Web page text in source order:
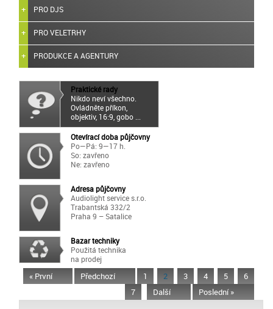
PRO DJS
PRO VELETRHY
PRODUKCE A AGENTURY
Praktické rady
Nikdo neví všechno.
Ovládněte příkon,
objektiv, 16:9, gobo ...
Otevírací doba půjčovny
Po—Pá: 9—17 h.
So: zavřeno
Ne: zavřeno
Adresa půjčovny
Audiolight service s.r.o.
Trabantská 332/2
Praha 9 – Satalice
Bazar techniky
Použitá technika
na prodej
« První Předchozí 1 2 3 4 5
6
7
Další Poslední »